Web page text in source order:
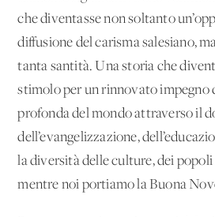
che diventasse non soltanto
diffusione del carisma salesiano,
tanta santità. Una storia che
stimolo per un rinnovato impegno
profonda del mondo attraverso il
dell’evangelizzazione,
la diversità delle culture, dei
mentre noi portiamo la Buona